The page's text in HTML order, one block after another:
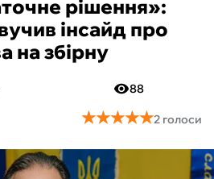
рішення»:
інсайд про
на збірну
88
★★★★★
★★★★★2 голоси